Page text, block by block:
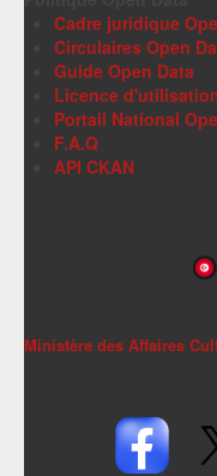
Cadre juridique
Circulaires Open
Guide Open Data
Licence
Portail National
F.A.Q
API CKAN
Ministère des Affaires